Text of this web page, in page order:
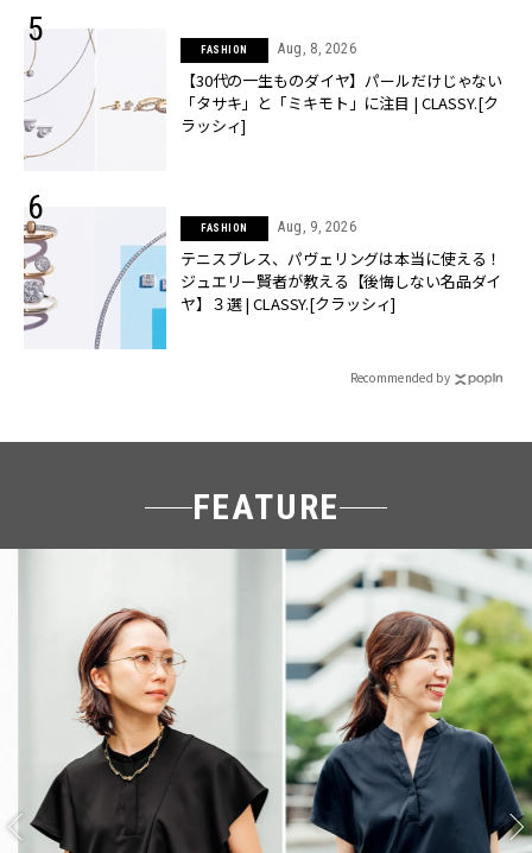
FASHION Aug, 8, 2026
【30代の一生ものダイヤ】パールだけじゃない
「タサキ」と「ミキモト」に注目 | CLASSY.[ク
ラッシィ]
FASHION Aug, 9, 2026
テニスブレス、パヴェリングは本当に使える！
ジュエリー賢者が教える【後悔しない名品ダイ
ヤ】３選 | CLASSY.[クラッシィ]
Recommended by
FEATURE